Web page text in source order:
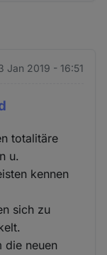
Jan 2019 - 16:51
totalitäre
u.
kennen
sich zu
die neuen